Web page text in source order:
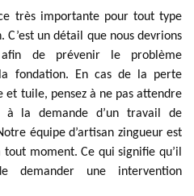
très importante pour tout type
un détail que nous devrions
afin de prévenir le problème
fondation. En cas de la perte
tuile, pensez à ne pas attendre
à la demande d’un travail de
équipe d’artisan zingueur est
moment. Ce qui signifie qu’il
demander une intervention